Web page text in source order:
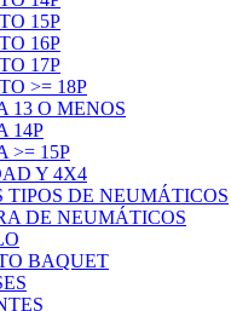
15P
16P
17P
>= 18P
13 O MENOS
14P
>= 15P
Y 4X4
TIPOS DE NEUMÁTICOS
DE NEUMÁTICOS
BAQUET